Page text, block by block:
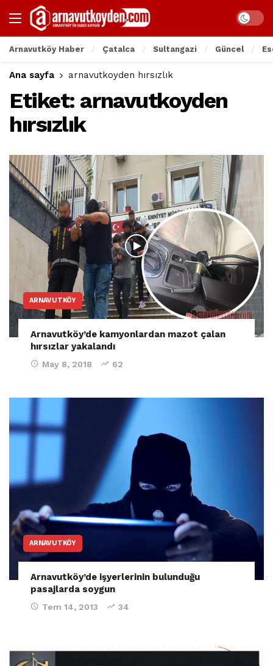
Arnavutköy Haber Çatalca Sultangazi Güncel
Ana sayfa arnavutkoyden hırsızlık
Etiket: arnavutkoyden
hırsızlık
ARNAVUTKÖY
Arnavutköy’de kamyonlardan mazot çalan
hırsızlar yakalandı
May 8, 2018 62
ARNAVUTKÖY
Arnavutköy’de işyerlerinin bulunduğu
pasajlarda soygun
Tem 14, 2013 34